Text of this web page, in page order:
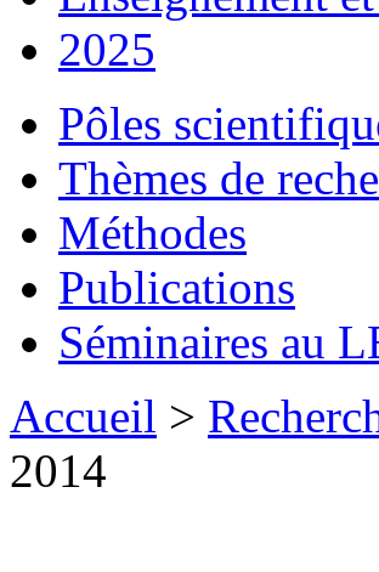
2025
Pôles
Thèmes de
Méthodes
Publications
Séminaires au
Accueil >
2014